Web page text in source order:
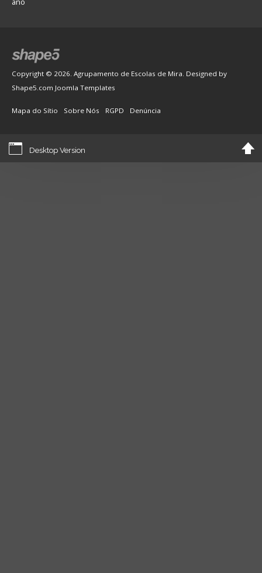
Copyright © 2026. Agrupamento de Escolas de Mira. Designed by
Shape5.com Joomla Templates
Mapa do Sítio Sobre Nós RGPD Denúncia
Desktop Version